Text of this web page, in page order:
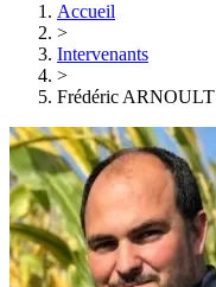
Accueil
>
Intervenants
>
Frédéric ARNOULT